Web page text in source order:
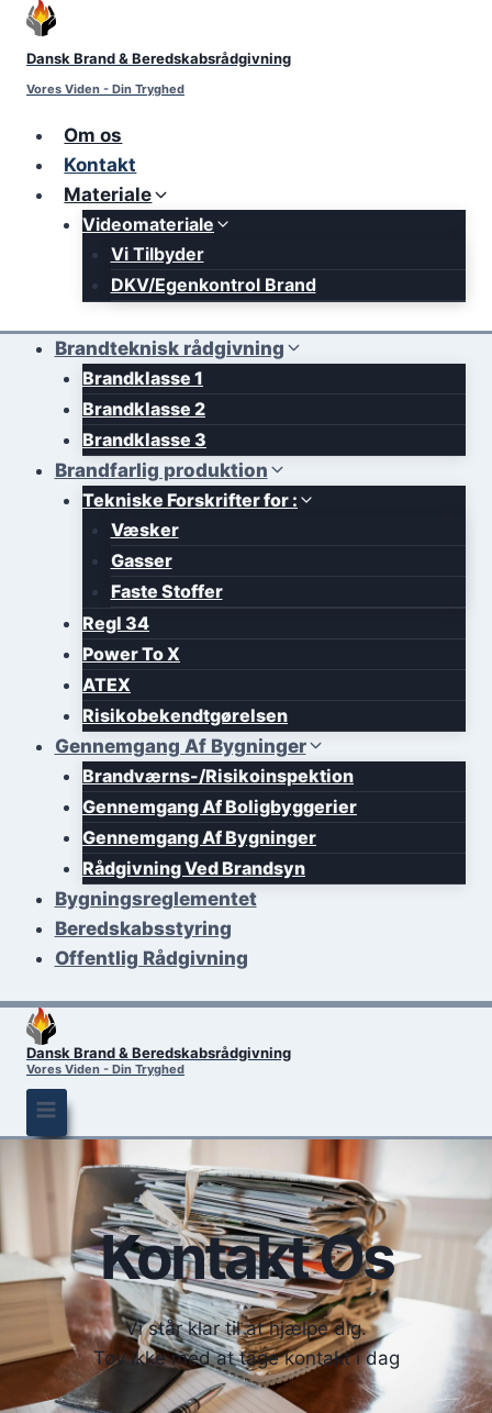
Skip
content
Dansk Brand & Beredskabsrådgivning
Vores Viden - Din Tryghed
Om os
Kontakt
Materiale
Videomateriale
Vi Tilbyder
DKV/Egenkontrol Brand
Brandteknisk rådgivning
Brandklasse 1
Brandklasse 2
Brandklasse 3
Brandfarlig produktion
Tekniske Forskrifter for :
Væsker
Gasser
Faste Stoffer
Regl 34
Power To X
ATEX
Risikobekendtgørelsen
Gennemgang Af Bygninger
Brandværns-/Risikoinspektion
Gennemgang Af Boligbyggerier
Gennemgang Af Bygninger
Rådgivning Ved Brandsyn
Bygningsreglementet
Beredskabsstyring
Offentlig Rådgivning
Dansk Brand & Beredskabsrådgivning
Vores Viden - Din Tryghed
Kontakt Os
Vi står klar til at hjælpe dig.
Tøv ikke med at tage kontakt i dag